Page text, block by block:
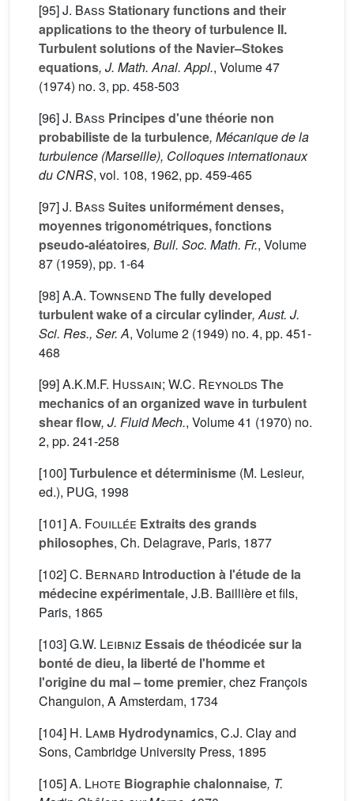
[95]J. Bass Stationary functions and their
applications to the theory of turbulence II.
Turbulent solutions of the Navier–Stokes
equations, J. Math. Anal. Appl., Volume 47
(1974) no. 3, pp. 458-503
[96]J. Bass Principes d'une théorie non
probabiliste de la turbulence, Mécanique de la
turbulence (Marseille), Colloques internationaux
du CNRS, vol. 108, 1962, pp. 459-465
[97]J. Bass Suites uniformément denses,
moyennes trigonométriques, fonctions
pseudo-aléatoires, Bull. Soc. Math. Fr., Volume
87 (1959), pp. 1-64
[98]A.A. TownsendThe fully developed
turbulent wake of a circular cylinder, Aust. J.
Sci. Res., Ser. A, Volume 2 (1949) no. 4, pp. 451-
468
[99]A.K.M.F. Hussain; W.C. Reynolds The
mechanics of an organized wave in turbulent
shear flow, J. Fluid Mech., Volume 41 (1970) no.
2, pp. 241-258
[100]Turbulence et déterminisme (M. Lesieur,
ed.), PUG, 1998
[101]A. Fouillée Extraits des grands
philosophes, Ch. Delagrave, Paris, 1877
[102]C. Bernard Introduction à l'étude de la
médecine expérimentale, J.B. Baillière et fils,
Paris, 1865
[103]G.W. Leibniz Essais de théodicée sur la
bonté de dieu, la liberté de l'homme et
l'origine du mal – tome premier, chez François
Changuion, A Amsterdam, 1734
[104] H. Lamb Hydrodynamics, C.J. Clay and
Sons, Cambridge University Press, 1895
[105]A. Lhote Biographie chalonnaise, T.